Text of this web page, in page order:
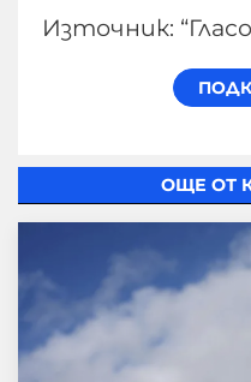
Източник:
ОЩЕ ОТ